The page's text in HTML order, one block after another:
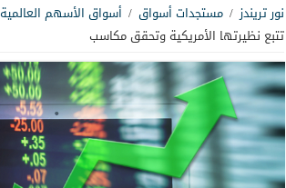
نور تريندز / مستجدات أسواق / أسواق الأسهم العالمية
تتبع نظيرتها الأمريكية وتحقق مكاسب